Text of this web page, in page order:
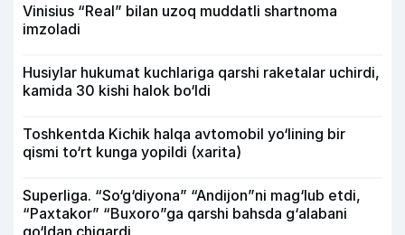
Vinisius “Real” bilan uzoq muddatli shartnoma
imzoladi
Husiylar hukumat kuchlariga qarshi raketalar uchirdi,
kamida 30 kishi halok bo‘ldi
Toshkentda Kichik halqa avtomobil yo‘lining bir
qismi to‘rt kunga yopildi (xarita)
Superliga. “So‘g‘diyona” “Andijon”ni mag‘lub etdi,
“Paxtakor” “Buxoro”ga qarshi bahsda g‘alabani
qo‘ldan chiqardi